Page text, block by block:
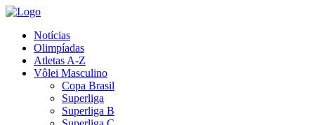
Notícias
Olimpíadas
Atletas A-Z
Vôlei Masculino
Copa Brasil
Superliga
Superliga B